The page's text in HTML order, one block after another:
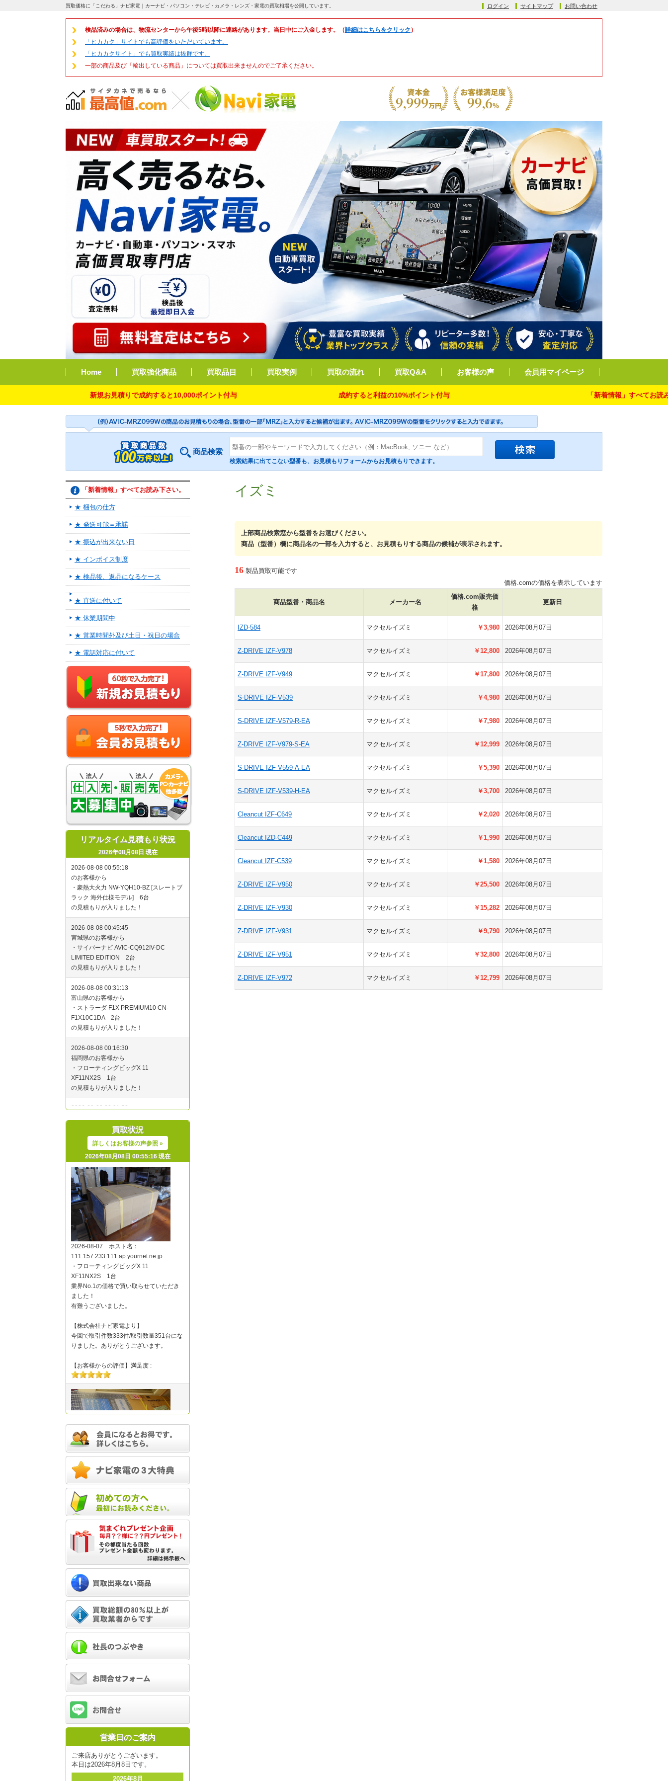
買取価格に「こだわる」ナビ家電｜カーナビ・パソコン・テレビ・カメラ・レンズ・家電の買取相場を公開しています。 ログイン サイトマップ お問い合わせ
検品済みの場合は、物流センターから午後5時以降に連絡があります。当日中にご入金します。（詳細はこちらをクリック ）
「ヒカカク」サイトでも高評価をいただいています。
「ヒカカクサイト」でも買取実績は抜群です。
一部の商品及び「輸出している商品」については買取出来ませんのでご了承ください。
Home 買取強化商品 買取品目 買取実例 買取の流れ 買取Q&A お客様の声 会員用マイページ
新規お見積りで成約すると10,000ポイント付与 成約すると利益の10%ポイント付与 「新着情報」すべてお読み下さい
商品検索
検索結果に出てこない型番も、お見積もりフォームからお見積もりできます。
イズミ
上部商品検索窓から型番をお選びください。
商品（型番）欄に商品名の一部を入力すると、お見積もりする商品の候補が表示されます。
16 製品買取可能です
価格.comの価格を表示しています
商品型番・商品名 メーカー名
価格.com販売価
格
更新日
IZD-584 マクセルイズミ ￥3,980 2026年08月07日
Z-DRIVE IZF-V978 マクセルイズミ ￥12,800 2026年08月07日
Z-DRIVE IZF-V949 マクセルイズミ ￥17,800 2026年08月07日
S-DRIVE IZF-V539 マクセルイズミ ￥4,980 2026年08月07日
S-DRIVE IZF-V579-R-EA マクセルイズミ ￥7,980 2026年08月07日
Z-DRIVE IZF-V979-S-EA マクセルイズミ ￥12,999 2026年08月07日
S-DRIVE IZF-V559-A-EA マクセルイズミ ￥5,390 2026年08月07日
S-DRIVE IZF-V539-H-EA マクセルイズミ ￥3,700 2026年08月07日
Cleancut IZF-C649 マクセルイズミ ￥2,020 2026年08月07日
Cleancut IZD-C449 マクセルイズミ ￥1,990 2026年08月07日
Cleancut IZF-C539 マクセルイズミ ￥1,580 2026年08月07日
Z-DRIVE IZF-V950 マクセルイズミ ￥25,500 2026年08月07日
Z-DRIVE IZF-V930 マクセルイズミ ￥15,282 2026年08月07日
Z-DRIVE IZF-V931 マクセルイズミ ￥9,790 2026年08月07日
Z-DRIVE IZF-V951 マクセルイズミ ￥32,800 2026年08月07日
Z-DRIVE IZF-V972 マクセルイズミ ￥12,799 2026年08月07日
「新着情報」すべてお読み下さい。
★ 梱包の仕方
★ 発送可能＝承諾
★ 振込が出来ない日
★ インボイス制度
★ 検品後、返品になるケース
★ 直送に付いて
★ 休業期間中
★ 営業時間外及び土日・祝日の場合
★ 電話対応に付いて
リアルタイム見積もり状況
2026年08月08日 現在
買取状況
詳しくはお客様の声参照 »
2026年08月08日 00:55:16 現在
営業日のご案内
ご来店ありがとうございます。
本日は2026年8月8日です。
2026年8月